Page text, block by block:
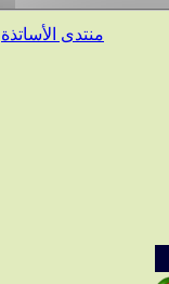
منتدى الأساتذة